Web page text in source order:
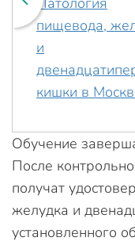
Обучение
После
получат
желудка и
установленного